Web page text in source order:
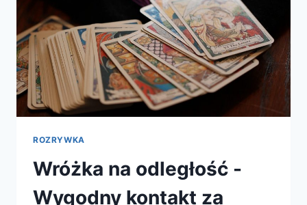
ROZRYWKA
Wróżka na odległość -
Wygodny kontakt za